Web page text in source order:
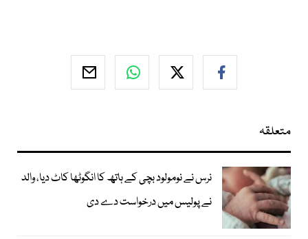
متعلقہ
نرس نے نومولود بچی کے ہاتھ کا انگوٹھا کاٹ دیا، والد
نے پولیس میں درخواست دے دی